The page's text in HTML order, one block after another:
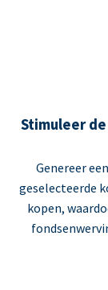
Stimuleer
Genereer
geselecteerde
kopen,